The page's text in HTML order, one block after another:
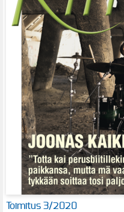
Toimitus 3/2020